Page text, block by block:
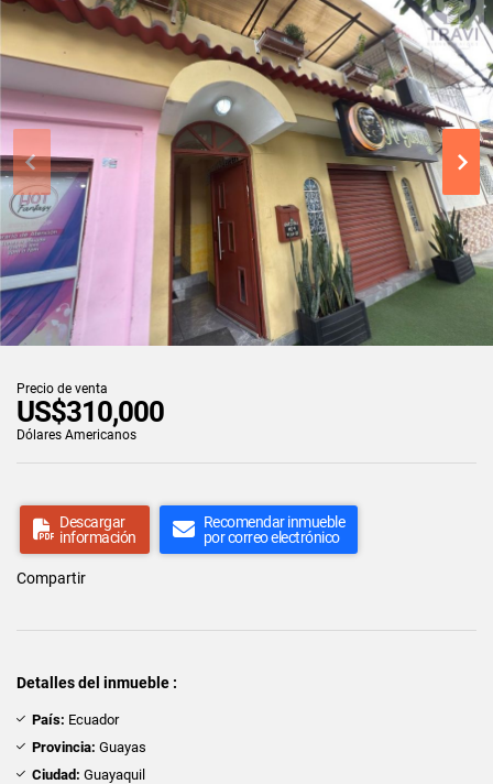
Precio de venta
US$310,000
Dólares Americanos
Descargar
información
Recomendar inmueble
por correo electrónico
Compartir
Detalles del inmueble :
País: Ecuador
Provincia: Guayas
Ciudad: Guayaquil